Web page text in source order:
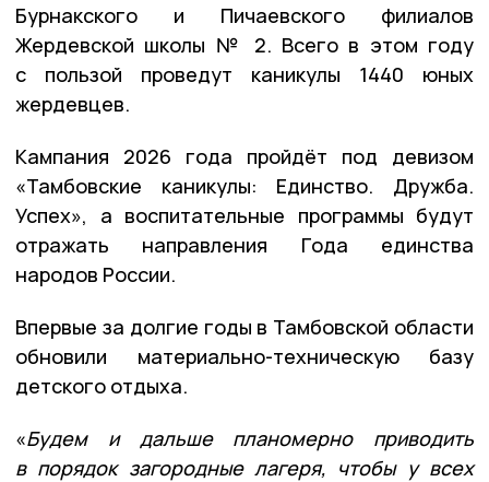
Бурнакского и Пичаевского филиалов
Жердевской школы № 2. Всего в этом году
с пользой проведут каникулы 1440 юных
жердевцев.
Кампания 2026 года пройдёт под девизом
«Тамбовские каникулы: Единство. Дружба.
Успех», а воспитательные программы будут
отражать направления Года единства
народов России.
Впервые за долгие годы в Тамбовской области
обновили материально-техническую базу
детского отдыха.
«Будем и дальше планомерно приводить
в порядок загородные лагеря, чтобы у всех